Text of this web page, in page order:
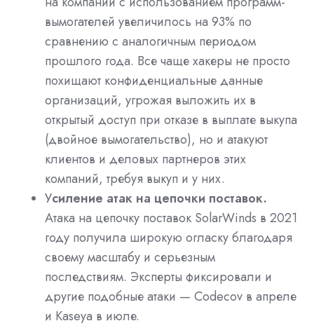
вымогателей увеличилось на 93% по
сравнению с аналогичным периодом
прошлого года. Все чаще хакеры не просто
похищают конфиденциальные данные
организаций, угрожая выложить их в
открытый доступ при отказе в выплате выкупа
(двойное вымогательство), но и атакуют
клиентов и деловых партнеров этих
компаний, требуя выкуп и у них.
Усиление атак на цепочки поставок.
Атака на цепочку поставок SolarWinds в 2021
году получила широкую огласку благодаря
своему масштабу и серьезным
последствиям. Эксперты фиксировали и
другие подобные атаки — Codecov в апреле
и Kaseya в июле.